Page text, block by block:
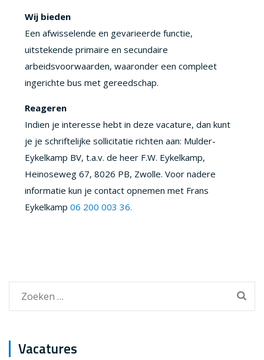
Wij bieden
Een afwisselende en gevarieerde functie,
uitstekende primaire en secundaire
arbeidsvoorwaarden, waaronder een compleet
ingerichte bus met gereedschap.
Reageren
Indien je interesse hebt in deze vacature, dan kunt
je je schriftelijke sollicitatie richten aan: Mulder-
Eykelkamp BV, t.a.v. de heer F.W. Eykelkamp,
Heinoseweg 67, 8026 PB, Zwolle. Voor nadere
informatie kun je contact opnemen met Frans
Eykelkamp 06 200 003 36.
Vacatures